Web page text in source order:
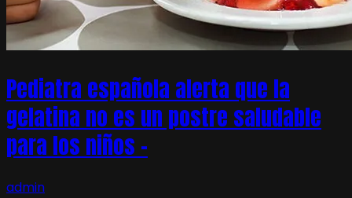
Pediatra española alerta que la
gelatina no es un postre saludable
para los niños –
admin